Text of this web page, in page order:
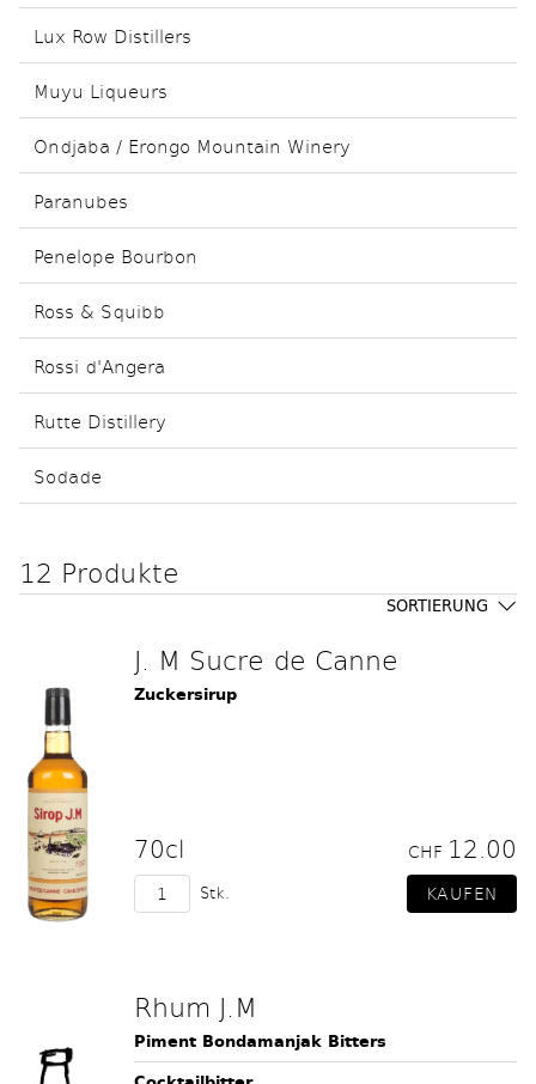
Lux Row Distillers
Muyu Liqueurs
Ondjaba / Erongo Mountain Winery
Paranubes
Penelope Bourbon
Ross & Squibb
Rossi d'Angera
Rutte Distillery
Sodade
12 Produkte
SORTIERUNG
J. M Sucre de Canne
Zuckersirup
70cl CHF 12.00
Stk.
Rhum J.M
Piment Bondamanjak Bitters